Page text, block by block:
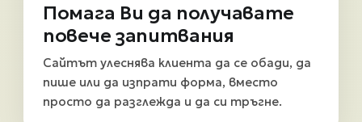
Помага Ви да получавате
повече запитвания
Сайтът улеснява клиента да се обади, да
пише или да изпрати форма, вместо
просто да разглежда и да си тръгне.